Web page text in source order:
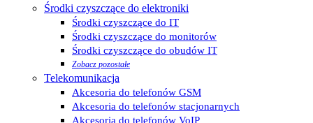
Środki czyszczące do elektroniki
Środki czyszczące do IT
Środki czyszczące do monitorów
Środki czyszczące do obudów IT
Zobacz pozostałe
Telekomunikacja
Akcesoria do telefonów GSM
Akcesoria do telefonów stacjonarnych
Akcesoria do telefonów VoIP